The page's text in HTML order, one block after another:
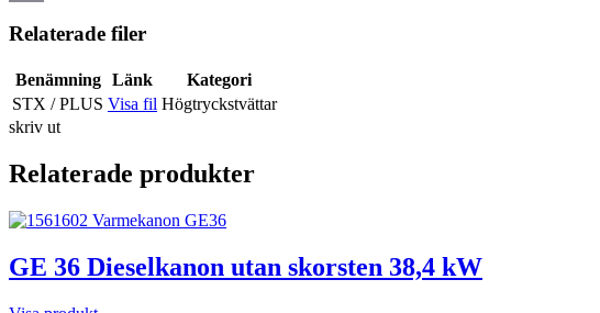
Relaterade filer
Benämning Länk
Kategori
STX / PLUS Visa fil Högtryckstvättar
skriv ut
Relaterade produkter
GE 36 Dieselkanon utan skorsten 38,4 kW